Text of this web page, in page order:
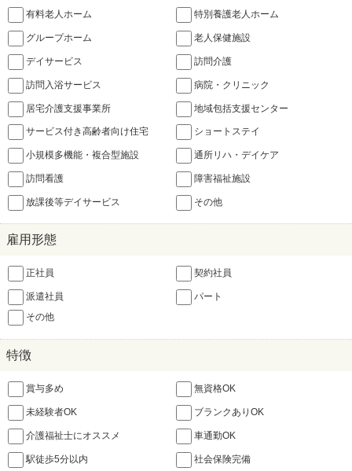
有料老人ホーム 特別養護老人ホーム
グループホーム 老人保健施設
デイサービス 訪問介護
訪問入浴サービス 病院・クリニック
居宅介護支援事業所 地域包括支援センター
サービス付き高齢者向け住宅 ショートステイ
小規模多機能・複合型施設 通所リハ・デイケア
訪問看護 障害福祉施設
放課後等デイサービス その他
雇用形態
正社員 契約社員
派遣社員
パート
その他
特徴
賞与多め 無資格OK
未経験者OK ブランクありOK
介護福祉士にオススメ 車通勤OK
駅徒歩5分以内 社会保険完備